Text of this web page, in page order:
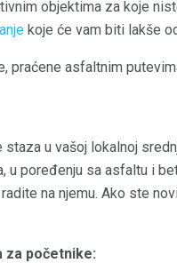
objektima za koje
koje će vam biti lakše
praćene asfaltnim
staza u vašoj lokalnoj
u poređenju sa asfaltu i
na njemu. Ako ste
za početnike: